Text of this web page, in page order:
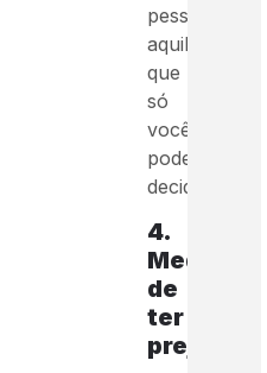
pessoas
aquilo
que
só
você
pode
decidir.
4.
Medo
de
ter
prejuízo